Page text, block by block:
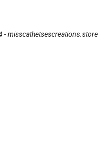
- misscathetsescreations.store